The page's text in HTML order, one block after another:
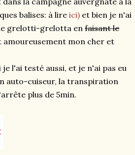
balises: à lireici) et bien je n'ai
grelotti-grelotta en faisant le
amoureusement mon cher et
l'ai testé aussi, et je n'ai pas eu
auto-cuiseur, la transpiration
plus de 5min.